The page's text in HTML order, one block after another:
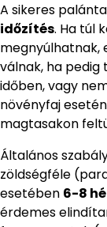
A sikeres
időzítés. Ha túl
megnyúlhatnak,
válnak, ha pedig
időben, vagy
növényfaj
magtasakon
Általános
zöldségféle
esetében 6-8
érdemes